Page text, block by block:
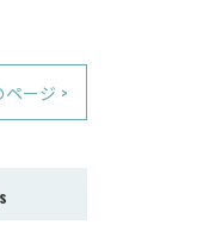
ページ >